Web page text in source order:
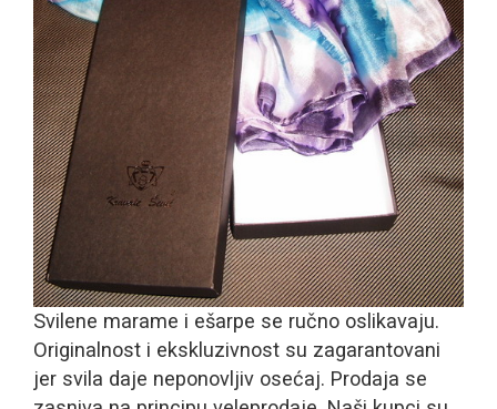
Svilene marame i ešarpe se ručno oslikavaju.
Originalnost i ekskluzivnost su zagarantovani
jer svila daje neponovljiv osećaj. Prodaja se